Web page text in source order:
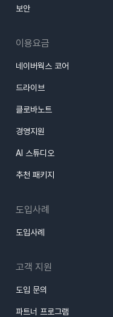
보안
이용요금
네이버웍스 코어
드라이브
클로바노트
경영지원
AI 스튜디오
추천 패키지
도입사례
도입사례
고객 지원
도입 문의
파트너 프로그램